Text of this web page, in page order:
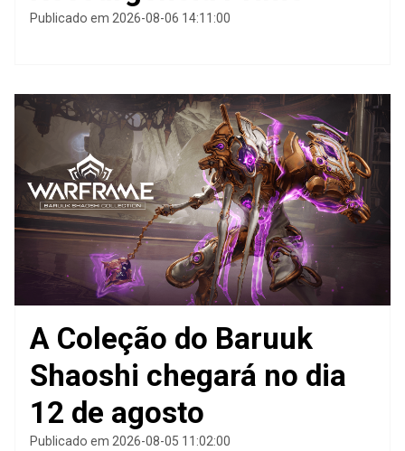
Publicado em 2026-08-06 14:11:00
A Coleção do Baruuk
Shaoshi chegará no dia
12 de agosto
Publicado em 2026-08-05 11:02:00